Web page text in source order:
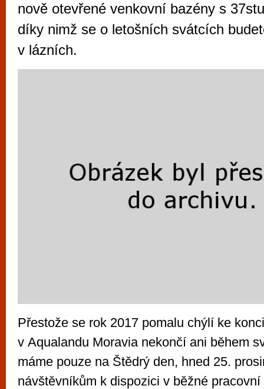
nově otevřené venkovní bazény s
díky nimž se o letošních svátcích
v lázních.
Přestože se rok 2017 pomalu chýlí ke
v Aqualandu Moravia nekončí ani během
máme pouze na Štědrý den, hned 25.
návštěvníkům k dispozici v běžné